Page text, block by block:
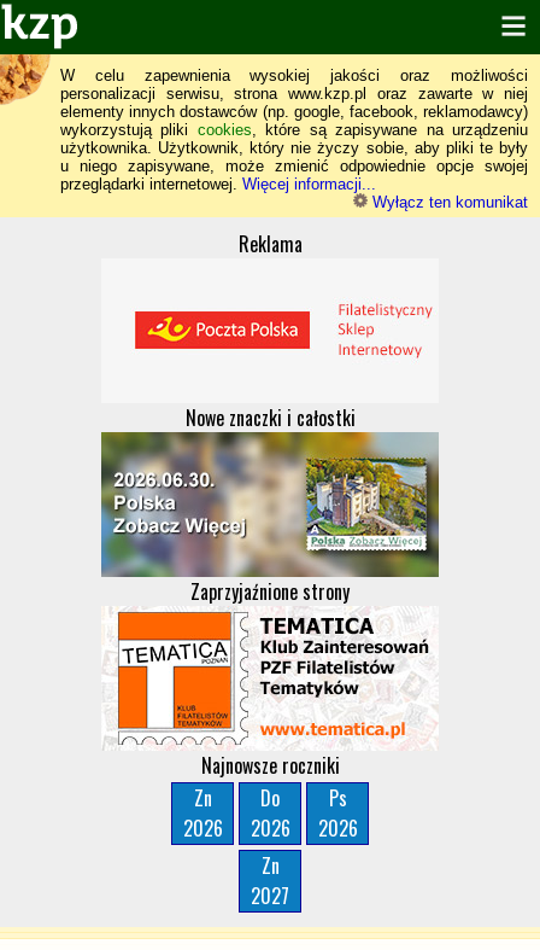
W celu zapewnienia wysokiej jakości oraz możliwości
personalizacji serwisu, strona www.kzp.pl oraz zawarte w niej
elementy innych dostawców (np. google, facebook, reklamodawcy)
wykorzystują pliki cookies, które są zapisywane na urządzeniu
użytkownika. Użytkownik, który nie życzy sobie, aby pliki te były
u niego zapisywane, może zmienić odpowiednie opcje swojej
przeglądarki internetowej. Więcej informacji...
Wyłącz ten komunikat
Reklama
Nowe znaczki i całostki
Zaprzyjaźnione strony
Najnowsze roczniki
Zn
2026
Do
2026
Ps
2026
Zn
2027